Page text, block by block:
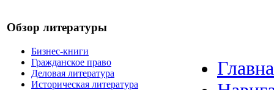
Обзор литературы
Бизнес-книги
Гражданское право
Деловая литература
Историческая литература